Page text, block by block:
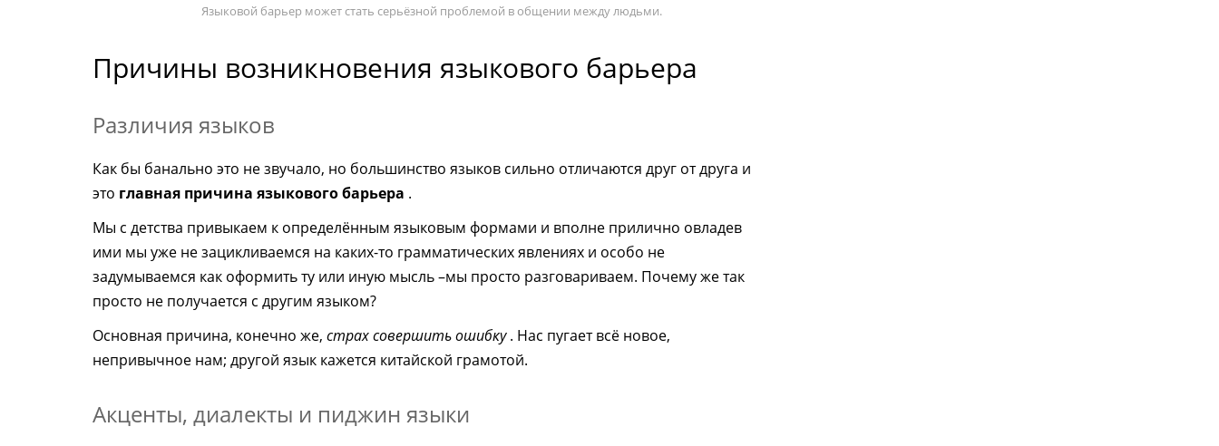
Языковой барьер может стать серьёзной проблемой в общении между людьми.
Причины возникновения языкового барьера
Различия языков
Как бы банально это не звучало, но большинство языков сильно отличаются друг от друга и
это главная причина языкового барьера .
Мы с детства привыкаем к определённым языковым формами и вполне прилично овладев
ими мы уже не зацикливаемся на каких-то грамматических явлениях и особо не
задумываемся как оформить ту или иную мысль –мы просто разговариваем. Почему же так
просто не получается с другим языком?
Основная причина, конечно же, страх совершить ошибку. Нас пугает всё новое,
непривычное нам; другой язык кажется китайской грамотой.
Акценты, диалекты и пиджин языки